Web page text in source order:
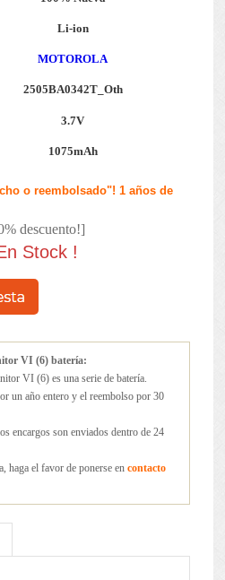
Li-ion
MOTOROLA
2505BA0342T_Oth
3.7V
1075mAh
o reembolsado"! 1 años de
descuento!]
Stock !
VI (6) batería:
VI (6) es una serie de batería.
un año entero y el reembolso por 30
encargos son enviados dentro de 24
haga el favor de ponerse en contacto